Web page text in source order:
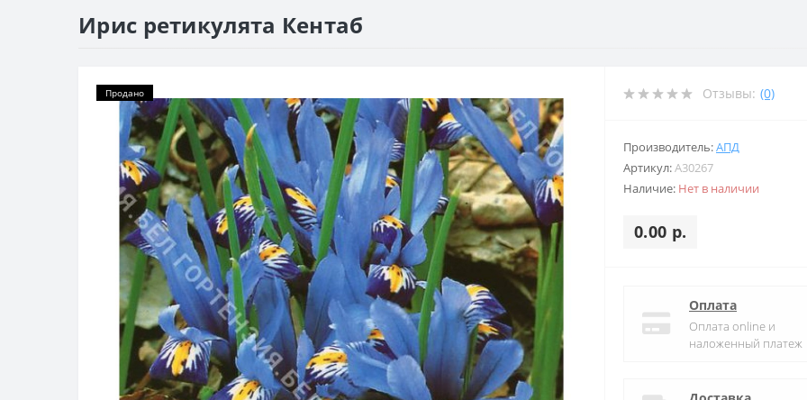
Ирис ретикулята Кентаб
Продано Отзывы: (0)
Производитель:АПД
Артикул:A30267
Наличие: Нет в наличии
0.00 р.
Оплата
Оплата online и
наложенный платеж